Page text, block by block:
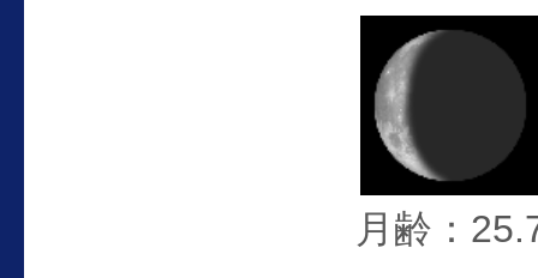
月齢：